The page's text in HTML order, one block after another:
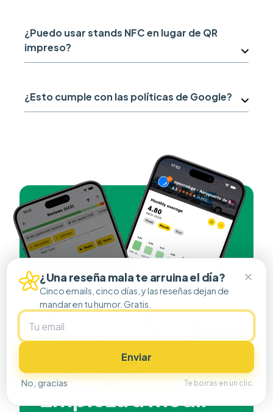
¿Puedo usar stands NFC en lugar de QR
impreso?
¿Esto cumple con las políticas de Google?
Empieza a medir
✕
¿Una reseña mala te arruina el día?
Cinco emails, cinco días, y las reseñas dejan de
mandar en tu humor. Gratis.
Enviar
No, gracias Te borras en un clic.